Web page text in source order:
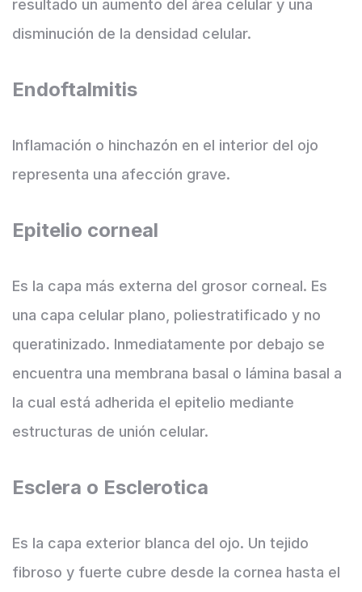
resultado un aumento del área celular y una
disminución de la densidad celular.
Endoftalmitis
Inflamación o hinchazón en el interior del ojo
representa una afección grave.
Epitelio corneal
Es la capa más externa del grosor corneal. Es
una capa celular plano, poliestratificado y no
queratinizado. Inmediatamente por debajo se
encuentra una membrana basal o lámina basal a
la cual está adherida el epitelio mediante
estructuras de unión celular.
Esclera o Esclerotica
Es la capa exterior blanca del ojo. Un tejido
fibroso y fuerte cubre desde la cornea hasta el